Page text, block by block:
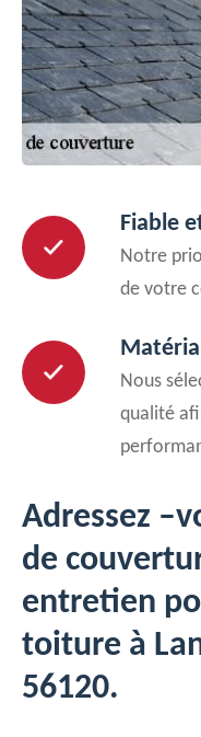
Fiable
Notre
de votre
Nous
qualité
Adressez
de
entretien
toiture à
56120.